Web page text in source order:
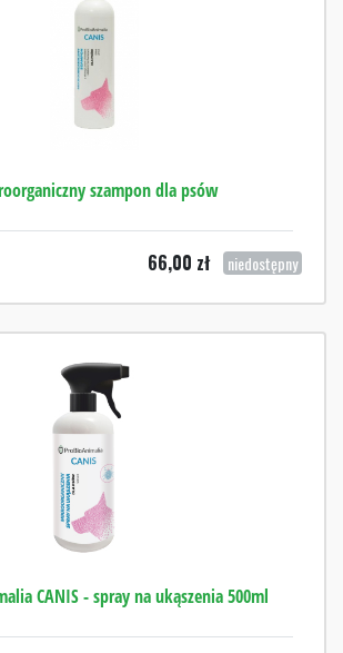
szampon dla psów
66,00 zł niedostępny
CANIS - spray na ukąszenia 500ml